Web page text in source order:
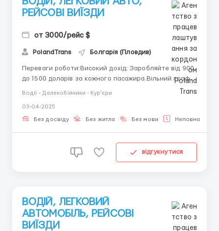
РЕЙСОВІ ВИЇЗДИ
от 3000/рейс $
PolandTrans Болгарія (Пловдив)
Переваги роботи:Високий дохід: Заробляйте від 900
до 1500 доларів за кожного пасажира.Вільний графік:
відстані.Безпека: Ми забезпечуємо супровід
менеджера.Без досвіду: Не потрібна спеціальна
Водії - Далекобійники - Кур'єри
03-04-2025
Без досвіду Без житла Без мови Неповна
відгукнутися
ВОДІЙ, ЛЕГКОВИЙ
АВТОМОБІЛЬ, РЕЙСОВІ
ВИЇЗДИ